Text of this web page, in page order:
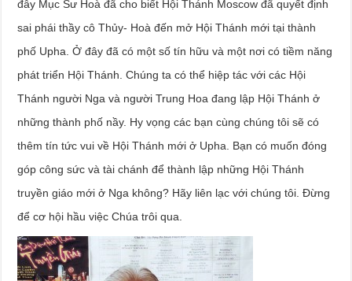
đây Mục Sư Hoà đã cho biết Hội Thánh Moscow đã quyết định
sai phái thầy cô Thủy- Hoà đến mở Hội Thánh mới tại thành
phố Upha. Ở đây đã có một số tín hữu và một nơi có tiềm năng
phát triển Hội Thánh. Chúng ta có thể hiệp tác với các Hội
Thánh người Nga và người Trung Hoa đang lập Hội Thánh ở
những thành phố nầy. Hy vọng các bạn cùng chúng tôi sẽ có
thêm tín tức vui về Hội Thánh mới ở Upha. Bạn có muốn đóng
góp công sức và tài chánh để thành lập những Hội Thánh
truyền giáo mới ở Nga không? Hãy liên lạc với chúng tôi. Đừng
để cơ hội hầu việc Chúa trôi qua.